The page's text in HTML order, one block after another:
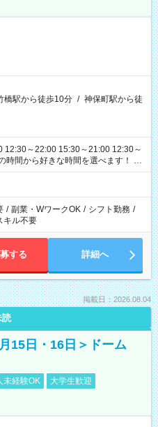
橋駅から徒歩10分 / 神保町駅から徒
12:30～22:00 15:30～21:00 12:30～
あります
/ 副業・WワークOK / シフト勤務 /
キル不要
する 詳細へ
掲載日：2026.08.04
読
15日・16日＞ドーム
未経験OK
大学生歓迎